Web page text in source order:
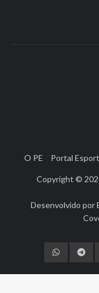
O PE Portal
Copyright ©
Desenvolvido por